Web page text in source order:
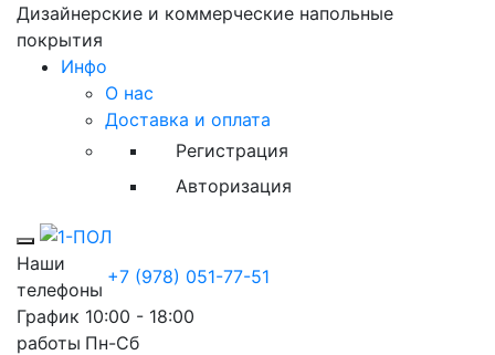
Дизайнерские и коммерческие напольные
покрытия
Инфо
О нас
Доставка и оплата
Регистрация
Авторизация
Toggle mobile menu
Наши
телефоны
+7 (978) 051-77-51
График
работы
10:00 - 18:00
Пн-Сб